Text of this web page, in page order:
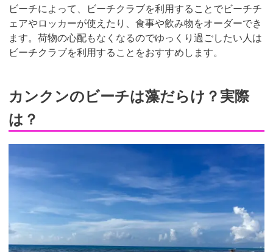
ビーチによって、ビーチクラブを利用することでビーチチ
ェアやロッカーが使えたり、食事や飲み物をオーダーでき
ます。荷物の心配もなくなるのでゆっくり過ごしたい人は
ビーチクラブを利用することをおすすめします。
カンクンのビーチは藻だらけ？実際
は？